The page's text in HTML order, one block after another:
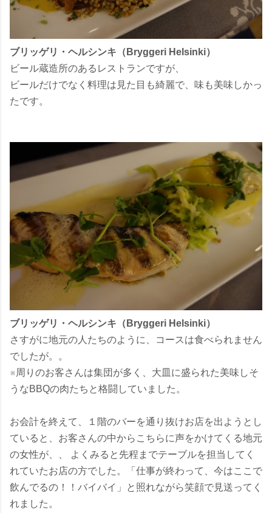
ブリッゲリ・ヘルシンキ（Bryggeri Helsinki）
ビール蔵造所のあるレストランですが、
ビールだけでなく料理は見た目も綺麗で、味も美味しかっ
たです。
ブリッゲリ・ヘルシンキ（Bryggeri Helsinki）
さすがに地元の人たちのように、コースは食べられません
でしたが。。
※周りのお客さんは集団が多く、大皿に盛られた美味しそ
うなBBQの肉たちと格闘していました。
お会計を終えて、１階のバーを通り抜けお店を出ようとし
ていると、お客さんの中からこちらに声をかけてくる地元
の女性が、、 よくみると先程までテーブルを担当してく
れていたお店の方でした。「仕事が終わって、今はここで
飲んでるの！！バイバイ」と照れながら笑顔で見送ってく
れました。